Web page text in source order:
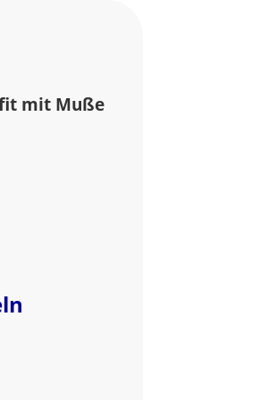
fit mit Muße